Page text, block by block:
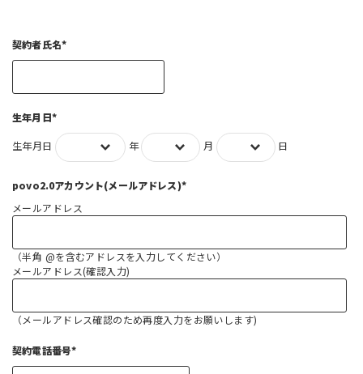
契約者氏名*
生年月日*
生年月日 年 月 日
povo2.0アカウント(メールアドレス)*
メールアドレス
（半角 @を含むアドレスを入力してください）
メールアドレス(確認入力)
（メールアドレス確認のため再度入力をお願いします)
契約電話番号*